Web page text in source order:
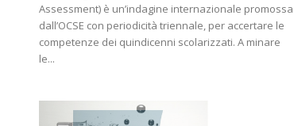
Assessment) è un’indagine internazionale promossa
dall’OCSE con periodicità triennale, per accertare le
competenze dei quindicenni scolarizzati. A minare
le...